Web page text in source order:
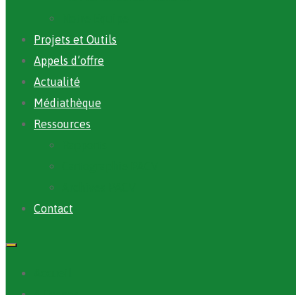
Projets et Outils
Appels d’offre
Actualité
Médiathèque
Ressources
Contact